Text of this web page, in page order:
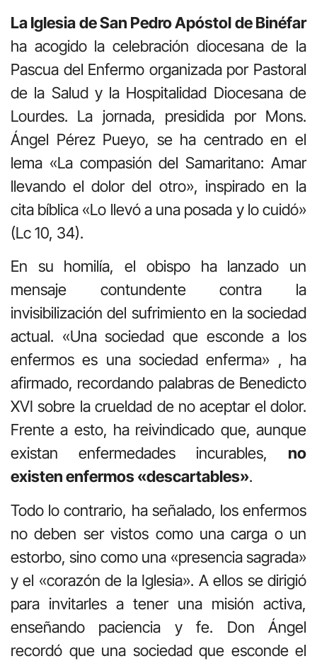
La Iglesia de San Pedro Apóstol de Binéfar
ha acogido la celebración diocesana de la
Pascua del Enfermo organizada por Pastoral
de la Salud y la Hospitalidad Diocesana de
Lourdes. La jornada, presidida por Mons.
Ángel Pérez Pueyo, se ha centrado en el
lema «La compasión del Samaritano: Amar
llevando el dolor del otro», inspirado en la
cita bíblica «Lo llevó a una posada y lo cuidó»
(Lc 10, 34).
En su homilía, el obispo ha lanzado un
mensaje contundente contra la
invisibilización del sufrimiento en la sociedad
actual. «Una sociedad que esconde a los
enfermos es una sociedad enferma» , ha
afirmado, recordando palabras de Benedicto
XVI sobre la crueldad de no aceptar el dolor.
Frente a esto, ha reivindicado que, aunque
existan enfermedades incurables, no
existen enfermos «descartables».
Todo lo contrario, ha señalado, los enfermos
no deben ser vistos como una carga o un
estorbo, sino como una «presencia sagrada»
y el «corazón de la Iglesia». A ellos se dirigió
para invitarles a tener una misión activa,
enseñando paciencia y fe. Don Ángel
recordó que una sociedad que esconde el